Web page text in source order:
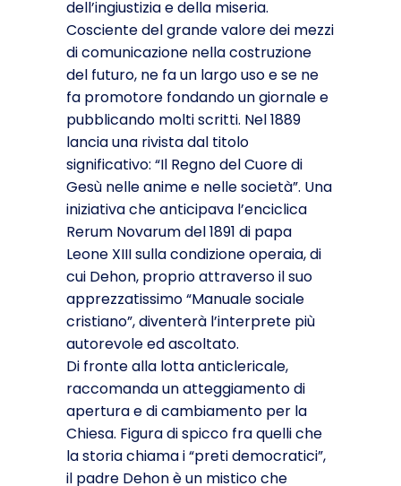
dell’ingiustizia e della miseria.
Cosciente del grande valore dei mezzi
di comunicazione nella costruzione
del futuro, ne fa un largo uso e se ne
fa promotore fondando un giornale e
pubblicando molti scritti. Nel 1889
lancia una rivista dal titolo
significativo: “Il Regno del Cuore di
Gesù nelle anime e nelle società”. Una
iniziativa che anticipava l’enciclica
Rerum Novarum del 1891 di papa
Leone XIII sulla condizione operaia, di
cui Dehon, proprio attraverso il suo
apprezzatissimo “Manuale sociale
cristiano”, diventerà l’interprete più
autorevole ed ascoltato.
Di fronte alla lotta anticlericale,
raccomanda un atteggiamento di
apertura e di cambiamento per la
Chiesa. Figura di spicco fra quelli che
la storia chiama i “preti democratici”,
il padre Dehon è un mistico che